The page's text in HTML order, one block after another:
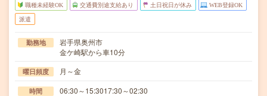
職種未経験OK 交通費別途支給あり 土日祝日が休み WEB登録OK
派遣
勤務地
岩手県奥州市
金ケ崎駅から車10分
曜日頻度 月～金
時間 06:30～15:3017:30～02:30